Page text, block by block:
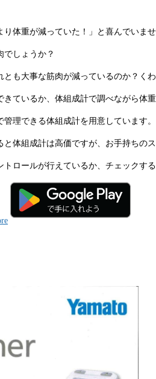
り体重が減っていた！」と喜んでいま
でしょうか？
も大事な筋肉が減っているのか？く
ているか、体組成計で調べながら体
理できる体組成計を用意しています。
と体組成計は高価ですが、お手持ちの
ロールが行えているか、チェックする